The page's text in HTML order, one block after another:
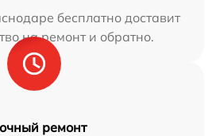
бесплатно доставит
на ремонт и обратно.
ремонт